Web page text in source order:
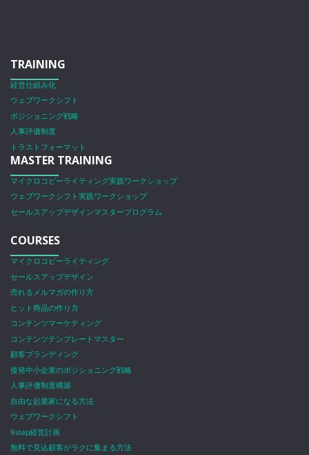
TRAINING
経営仕組み化
ウェブワークシフト
ポジショニング戦略
人事評価制度
トラストフォーマット
MASTER TRAINING
マイクロコピーライティング実践ワークショップ
ウェブワークシフト実践ワークショップ
セールスアップデザインマスタープログラム
COURSES
マイクロコピーライティング
セールスアップデザイン
売れるメルマガの作り方
ヒット商品の作り方
コンテンツマーケティング
コンテンツテンプレートマスター
顧客ブランディング
後発中小企業のポジショニング戦略
人事評価制度構築
自由な起業家になる方法
ウェブワークシフト
9step経営計画
無料で見込顧客がラクに集まる方法